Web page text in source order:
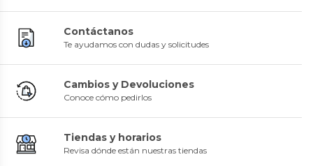
Contáctanos
Te ayudamos con dudas y solicitudes
Cambios y Devoluciones
Conoce cómo pedirlos
Tiendas y horarios
Revisa dónde están nuestras tiendas